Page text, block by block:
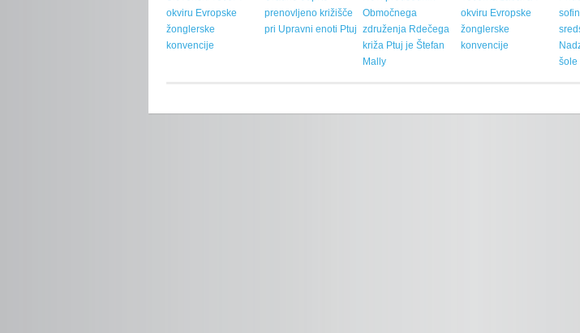
okviru Evropske
žonglerske
konvencije
prenovljeno križišče
pri Upravni enoti Ptuj
Območnega
združenja Rdečega
križa Ptuj je Štefan
Mally
okviru Evropske
žonglerske
konvencije
šole